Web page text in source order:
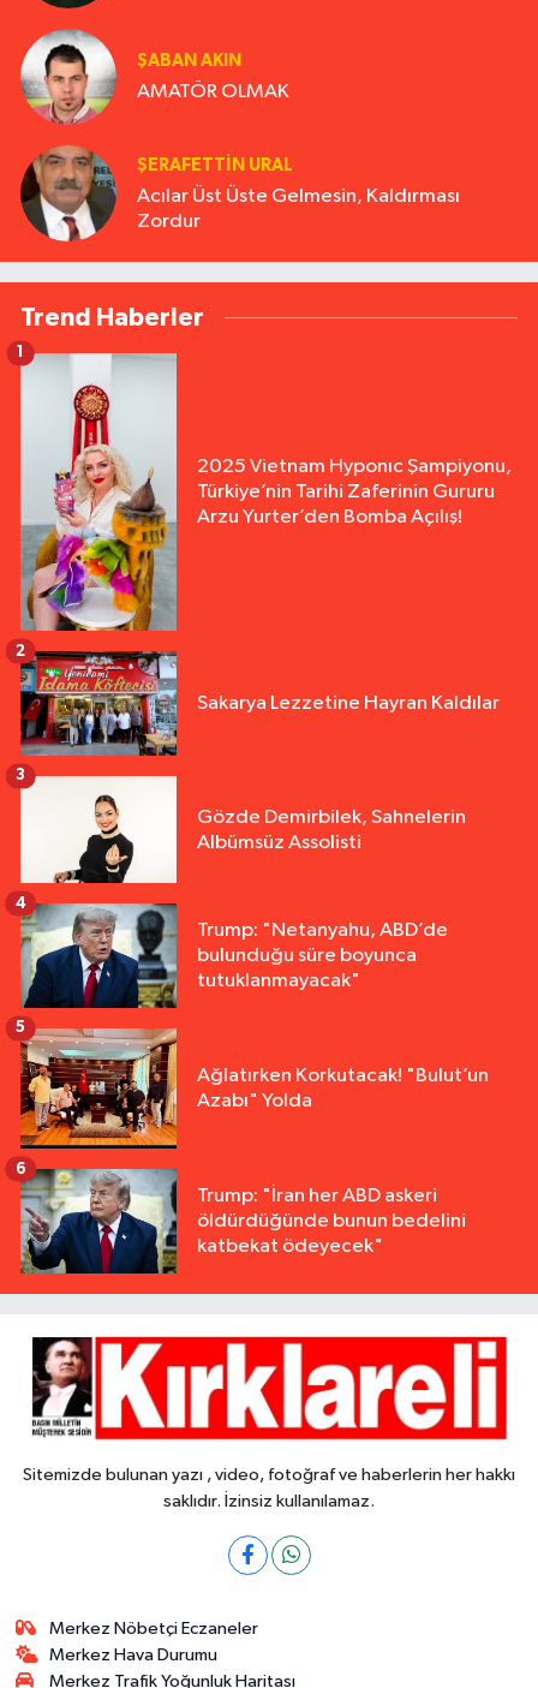
ŞABAN AKIN
AMATÖR OLMAK
ŞERAFETTIN URAL
Acılar Üst Üste Gelmesin, Kaldırması
Zordur
Trend Haberler
2025 Vietnam Hyponıc Şampiyonu,
Türkiye’nin Tarihi Zaferinin Gururu
Arzu Yurter’den Bomba Açılış!
1
Sakarya Lezzetine Hayran Kaldılar
2
Gözde Demirbilek, Sahnelerin
Albümsüz Assolisti
3
Trump: "Netanyahu, ABD’de
bulunduğu süre boyunca
tutuklanmayacak"
4
Ağlatırken Korkutacak! "Bulut’un
Azabı" Yolda
5
Trump: "İran her ABD askeri
öldürdüğünde bunun bedelini
katbekat ödeyecek"
6
Sitemizde bulunan yazı , video, fotoğraf ve haberlerin her hakkı
saklıdır. İzinsiz kullanılamaz.
Merkez Nöbetçi Eczaneler
Merkez Hava Durumu
Merkez Trafik Yoğunluk Haritası